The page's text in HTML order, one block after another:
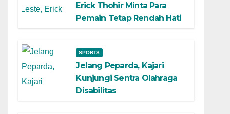
Erick Thohir Minta Para
Pemain Tetap Rendah Hati
SPORTS
Jelang Peparda, Kajari
Kunjungi Sentra Olahraga
Disabilitas